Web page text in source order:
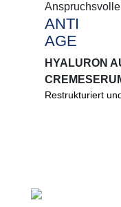
ANTI
AGE
HYALURON
Sofort glatter
ANTI
AGE
HYALURON
Restrukturiert